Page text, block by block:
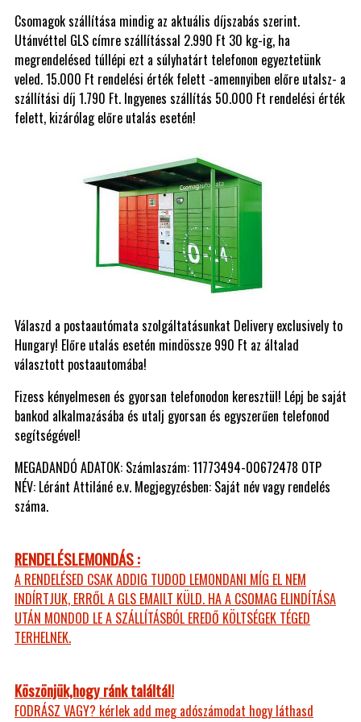
Csomagok szállítása mindig az aktuális díjszabás szerint.
Utánvéttel GLS címre szállítással 2.990 Ft 30 kg-ig, ha
megrendelésed túllépi ezt a súlyhatárt telefonon egyeztetünk
veled. 15.000 Ft rendelési érték felett -amennyiben előre utalsz- a
szállítási díj 1.790 Ft. Ingyenes szállítás 50.000 Ft rendelési érték
felett, kizárólag előre utalás esetén!
Válaszd a postaautómata szolgáltatásunkat Delivery exclusively to
Hungary! Előre utalás esetén mindössze 990 Ft az általad
választott postaautomába!
Fizess kényelmesen és gyorsan telefonodon keresztül! Lépj be saját
bankod alkalmazásába és utalj gyorsan és egyszerűen telefonod
segítségével!
MEGADANDÓ ADATOK: Számlaszám: 11773494-00672478 OTP
NÉV: Léránt Attiláné e.v. Megjegyzésben: Saját név vagy rendelés
száma.
RENDELÉSLEMONDÁS :
A RENDELÉSED CSAK ADDIG TUDOD LEMONDANI MÍG EL NEM
INDÍRTJUK, ERRŐL A GLS EMAILT KÜLD. HA A CSOMAG ELINDÍTÁSA
UTÁN MONDOD LE A SZÁLLÍTÁSBÓL EREDŐ KÖLTSÉGEK TÉGED
TERHELNEK.
Köszönjük,hogy ránk találtál!
FODRÁSZ VAGY? kérlek add meg adószámodat hogy láthasd